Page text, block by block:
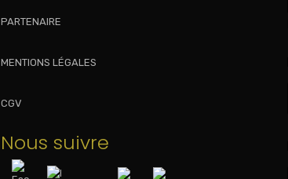
PARTENAIRE
MENTIONS LÉGALES
CGV
Nous suivre